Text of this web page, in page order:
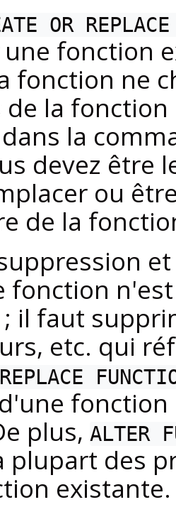
OR
fonction
fonction ne
la
la
devez être
ou
de la
fonction
il faut
etc. qui
fonction
plus, ALTER
plupart des
existante.